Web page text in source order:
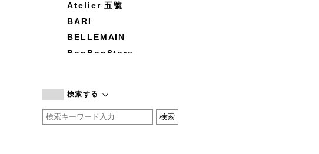
Atelier 五號
BARI
BELLEMAIN
BonBonStore
by basics
CATWORTH
検索する